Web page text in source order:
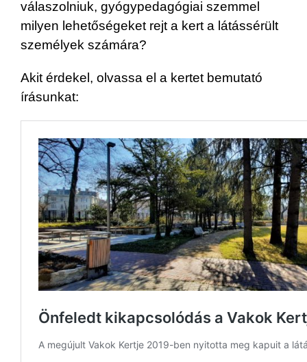
válaszolniuk, gyógypedagógiai szemmel
milyen lehetőségeket rejt a kert a látássérült
személyek számára?
Akit érdekel, olvassa el a kertet bemutató
írásunkat: